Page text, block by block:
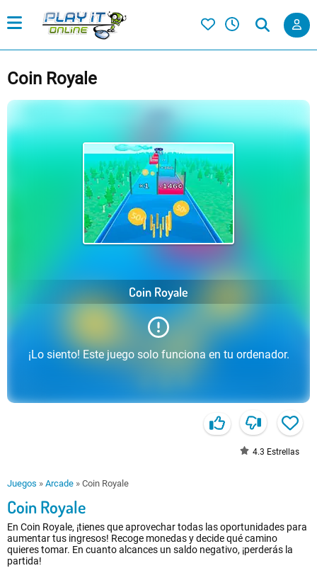
Coin Royale
Coin Royale
¡Lo siento! Este juego solo funciona en tu ordenador.
4.3 Estrellas
Juegos » Arcade » Coin Royale
Coin Royale
En Coin Royale, ¡tienes que aprovechar todas las oportunidades para
aumentar tus ingresos! Recoge monedas y decide qué camino
quieres tomar. En cuanto alcances un saldo negativo, ¡perderás la
partida!